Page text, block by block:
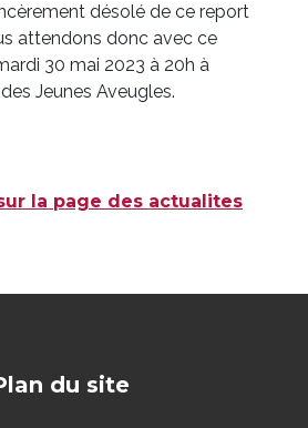
désolé de ce report
attendons donc avec ce
30 mai 2023 à 20h à
Jeunes Aveugles.
la page des actualites
du site